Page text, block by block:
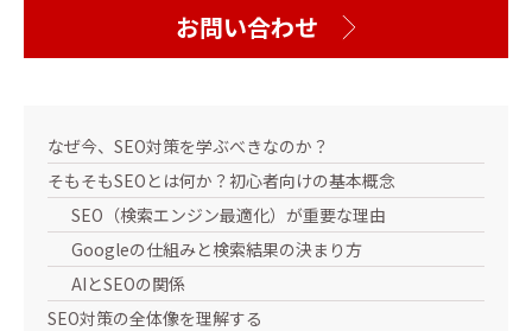
お問い合わせ
なぜ今、SEO対策を学ぶべきなのか？
そもそもSEOとは何か？初心者向けの基本概念
SEO（検索エンジン最適化）が重要な理由
Googleの仕組みと検索結果の決まり方
AIとSEOの関係
SEO対策の全体像を理解する